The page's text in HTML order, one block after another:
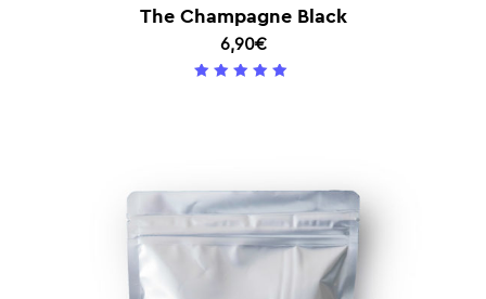
The Champagne Black
6,90€